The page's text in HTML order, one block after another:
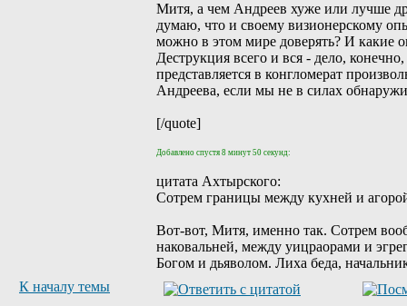
Митя, а чем Андреев хуже или лучше
думаю, что и своему визионерскому
можно в этом мире доверять? И какие
Деструкция всего и вся - дело,
представляется в конгломерат
Андреева, если мы не в силах
[/quote]
Добавлено спустя 8 минут 50 секунд:
цитата Ахтырского:
Сотрем границы между кухней и
Вот-вот, Митя, именно так. Сотрем
наковальней, между уицраорами и
Богом и дьяволом. Лиха беда,
К началу темы